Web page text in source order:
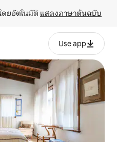
ดยอัตโนมัติ แสดงภาษาต้นฉบับ
Use app